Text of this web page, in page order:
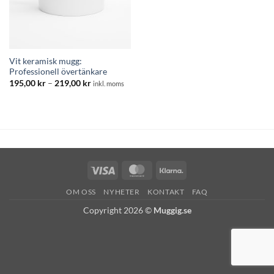
Vit keramisk mugg:
Professionell övertänkare
195,00 kr – 219,00 krPrisintervall:
inkl. moms
Visa MasterCard
OM OSS NYHETER KONTAKT FAQ
Copyright 2026 © Muggig.se